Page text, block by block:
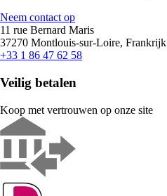
Neem contact op
11 rue Bernard Maris
37270 Montlouis-sur-Loire, Frankrijk
+33 1 86 47 62 58
Veilig betalen
Koop met vertrouwen op onze site